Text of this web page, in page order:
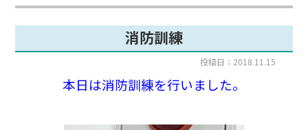
施設案内
消防訓練
投稿日：2018.11.15
本日は消防訓練を行いました。